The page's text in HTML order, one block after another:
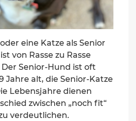
eine Katze als Senior
von Rasse zu Rasse
Senior-Hund ist oft
Jahre alt, die Senior-Katze
Lebensjahre dienen
zwischen „noch fit“
verdeutlichen.